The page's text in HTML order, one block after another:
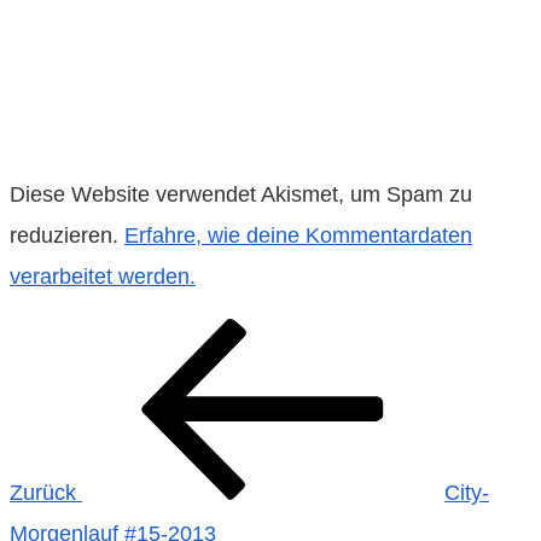
Diese Website verwendet Akismet, um Spam zu
reduzieren. Erfahre, wie deine Kommentardaten
verarbeitet werden.
Beitragsnavigation
Zurück
City-
Morgenlauf #15-2013